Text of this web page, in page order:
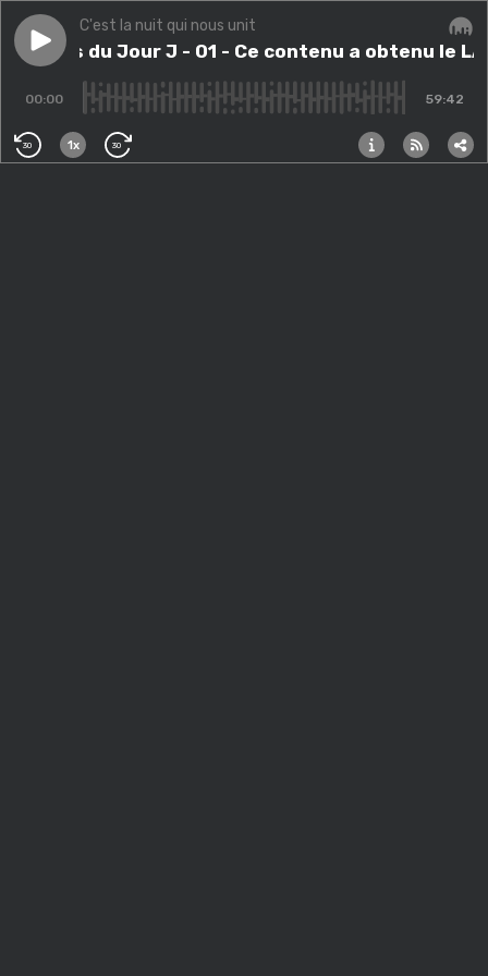
Play episodeParoles du Jour J - 01 - Ce contenu a obtenu le
C'est la nuit qui nous unit
Paroles du Jour J - 01 - Ce contenu a obtenu le
00:00 59:42
30 1x 30